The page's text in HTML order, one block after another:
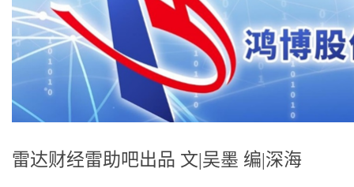
雷达财经雷助吧出品 文|吴墨 编|深海